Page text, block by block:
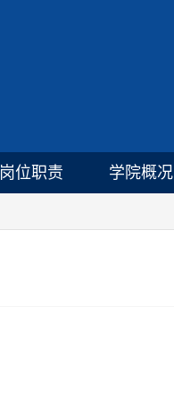
岗位职责 学院概况